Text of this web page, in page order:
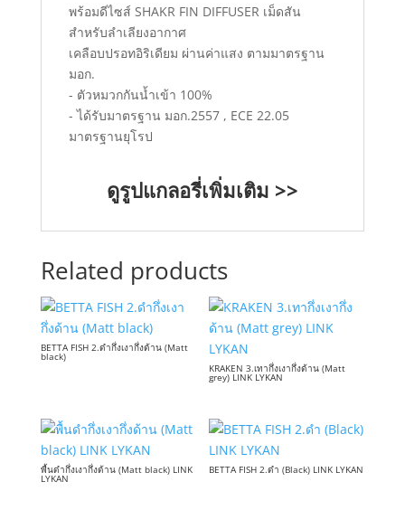
พร้อมดีไซส์ SHAKR FIN DIFFUSER เม็ดสัน
สำหรับลำเลียงอากาศ
เคลือบปรอทอิริเดียม ผ่านค่าแสง ตามมาตรฐาน
มอก.
- ตัวหมวกกันน้ำเข้า 100%
- ได้รับมาตรฐาน มอก.2557 , ECE 22.05
มาตรฐานยุโรป
ดูรูปแกลอรี่เพิ่มเติม >>
Related products
BETTA FISH 2.ดำกึ่งเงากึ่งด้าน (Matt
black)
KRAKEN 3.เทากึ่งเงากึ่งด้าน (Matt
grey) LINK LYKAN
พื้นดำกึ่งเงากึ่งด้าน (Matt black) LINK
LYKAN
BETTA FISH 2.ดำ (Black) LINK LYKAN